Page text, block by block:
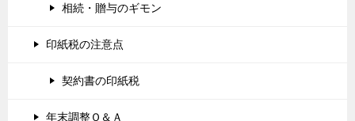
相続・贈与のギモン
印紙税の注意点
契約書の印紙税
年末調整Ｑ＆Ａ